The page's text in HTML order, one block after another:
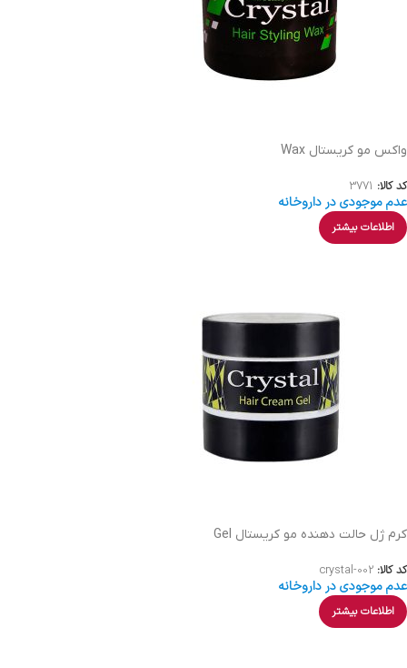
واکس مو کریستال Wax
کد کالا: 3771
عدم موجودی در داروخانه
اطلاعات بیشتر
کرم ژل حالت دهنده مو کریستال Gel
کد کالا: crystal-002
عدم موجودی در داروخانه
اطلاعات بیشتر